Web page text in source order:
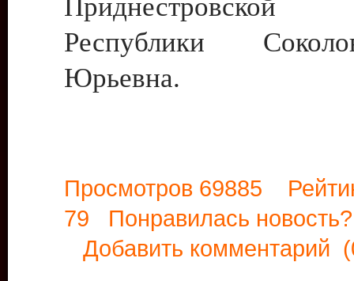
Приднестровской
Республики
Юрьевна.
Просмотров 69885
79 Понравилась
Добавить комментарий